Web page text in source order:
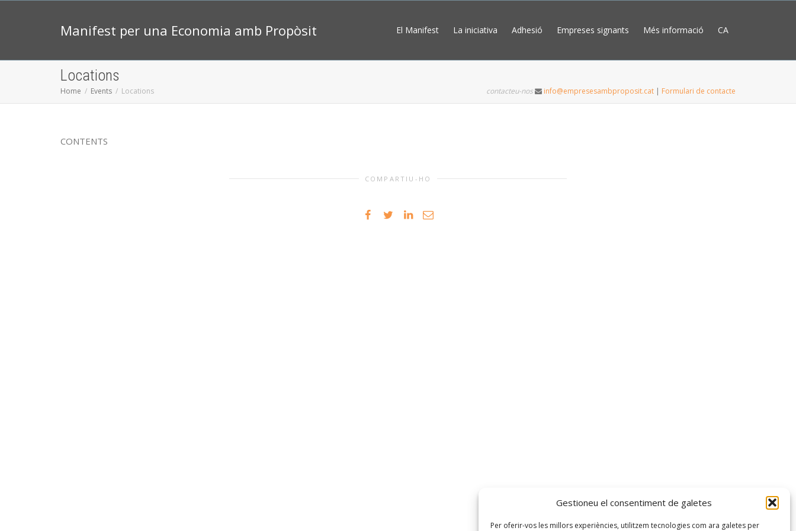
Gestioneu el consentiment de galetes
Per oferir-vos les millors experiències, utilitzem tecnologies com ara galetes per
Manifest per una Economia amb Propòsit El Manifest La iniciativa Adhesió Empreses signants Més informació CA
Locations
Home Events Locations contacteu-nos info@empresesambproposit.cat | Formulari de contacte
CONTENTS
COMPARTIU-HO